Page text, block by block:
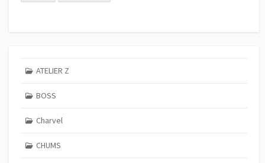
ATELIER Z
BOSS
Charvel
CHUMS